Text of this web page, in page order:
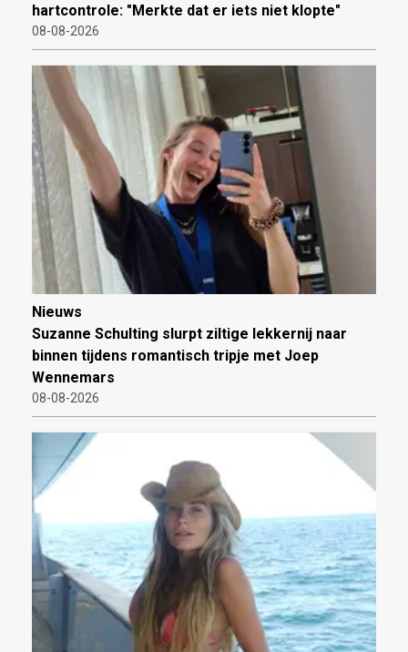
hartcontrole: "Merkte dat er iets niet klopte"
08-08-2026
Nieuws
Suzanne Schulting slurpt ziltige lekkernij naar
binnen tijdens romantisch tripje met Joep
Wennemars
08-08-2026